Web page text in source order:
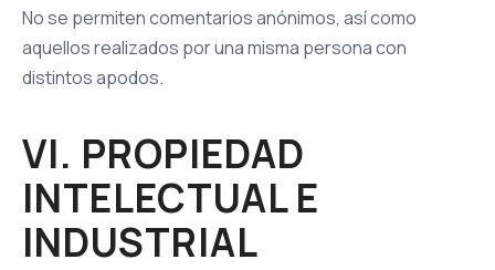
No se permiten comentarios anónimos, así como
aquellos realizados por una misma persona con
distintos apodos.
VI. PROPIEDAD
INTELECTUAL E
INDUSTRIAL